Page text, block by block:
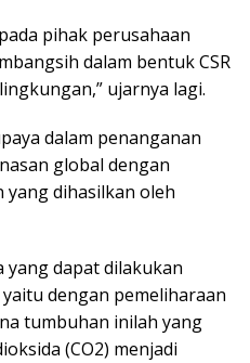
pihak perusahaan
dalam bentuk CSR
ujarnya lagi.
dalam penanganan
global dengan
dihasilkan oleh
yang dapat dilakukan
dengan pemeliharaan
tumbuhan inilah yang
(CO2) menjadi